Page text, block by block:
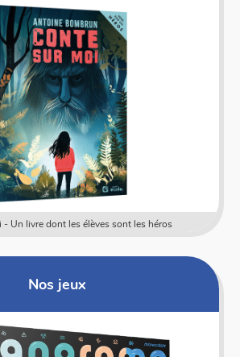
- Un livre dont les élèves sont les héros
Nos jeux